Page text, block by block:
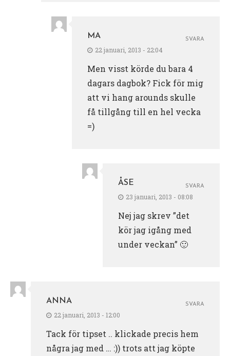
MA
22 januari, 2013 - 22:04
Men visst körde du bara 4
dagars dagbok? Fick för mig
att vi hang arounds skulle
få tillgång till en hel vecka
=)
SVARA
ÅSE
23 januari, 2013 - 08:08
Nej jag skrev ”det
kör jag igång med
under veckan” 🙂
SVARA
ANNA
22 januari, 2013 - 12:00
Tack för tipset .. klickade precis hem
några jag med … :)) trots att jag köpte
SVARA